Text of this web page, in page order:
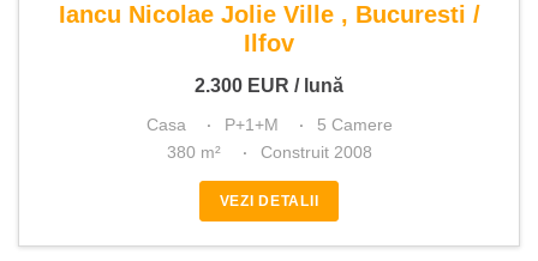
Iancu Nicolae Jolie Ville , Bucuresti /
Ilfov
2.300 EUR / lună
Casa P+1+M
5 Camere
380 m²
Construit 2008
VEZI DETALII